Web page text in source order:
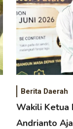
Berita Daerah
Wakili Ketua
Andrianto